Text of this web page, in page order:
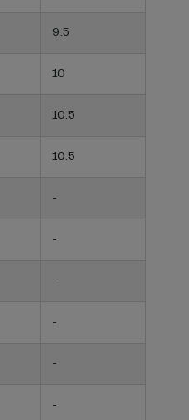
9.5
10
10.5
10.5
-
-
-
-
-
-